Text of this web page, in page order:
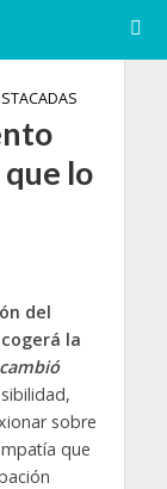
lo
del
la
sobre
que